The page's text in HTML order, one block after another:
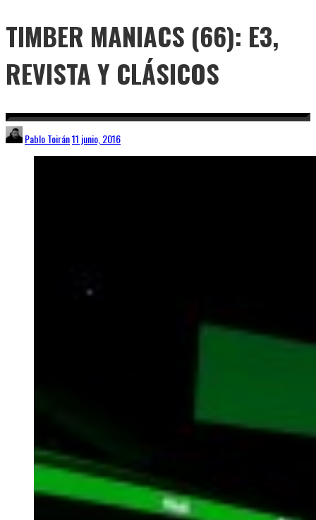
TIMBER MANIACS (66): E3,
REVISTA Y CLÁSICOS
Pablo Toirán11 junio, 2016